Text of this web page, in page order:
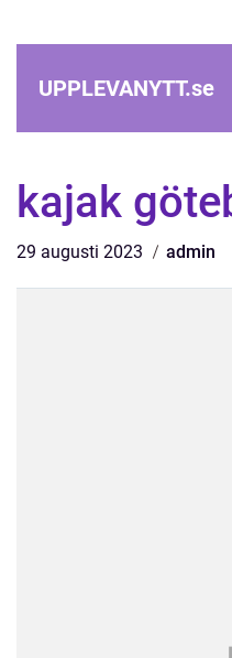
UPPLEVANYTT.se
kajak
29 augusti 2023 admin